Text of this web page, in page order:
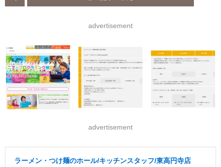
advertisement
advertisement
ラーメン・つけ麺のホール/キッチンスタッフ/東高円寺店